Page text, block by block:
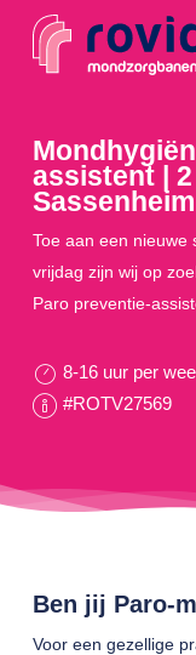
assistent |
Sassenheim
Toe aan een nieuwe
vrijdag zijn wij op
Paro preventie-
8-16 uur per
#ROTV27569
Ben jij Paro-
Voor een gezellige